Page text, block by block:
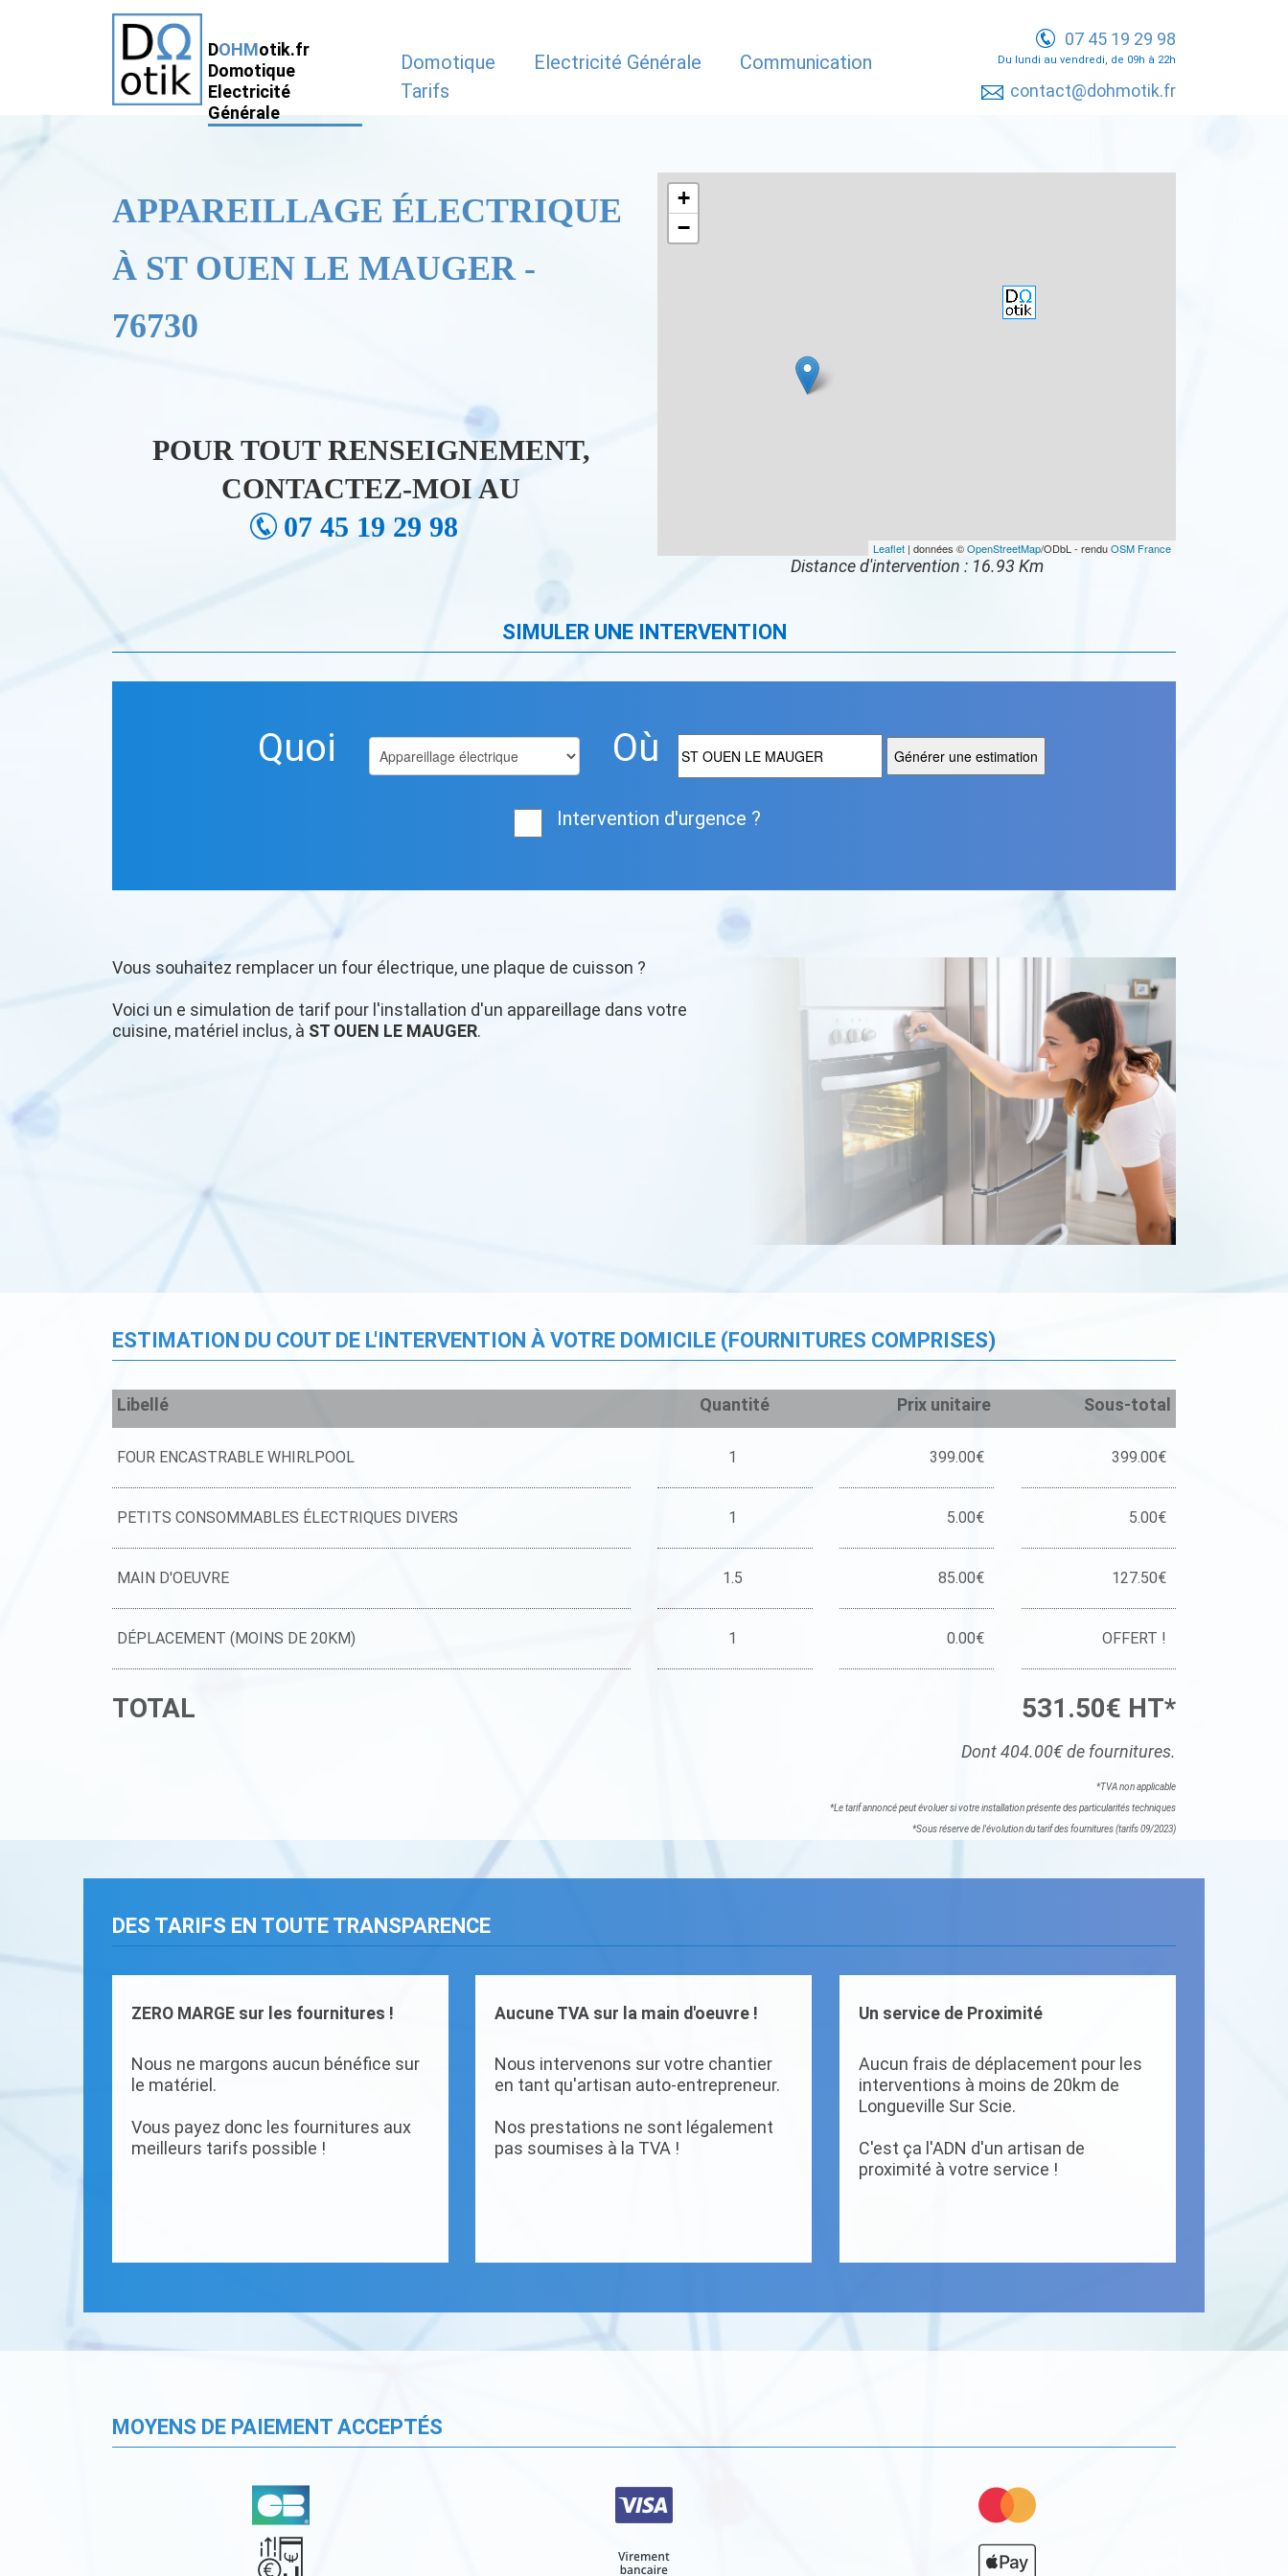
DOHMotik.fr
Domotique
Electricité
Générale
Domotique Electricité Générale
Communication
Tarifs
07 45 19 29 98
Du lundi au vendredi, de 09h à 22h
contact@dohmotik.fr
APPAREILLAGE ÉLECTRIQUE
À ST OUEN LE MAUGER -
76730
POUR TOUT RENSEIGNEMENT,
CONTACTEZ-MOI AU
07 45 19 29 98
+
−
Leaflet| données ©OpenStreetMap/ODbL - renduOSM France
Distance d'intervention : 16.93 Km
SIMULER UNE INTERVENTION
Quoi Où
Intervention d'urgence ?
Vous souhaitez remplacer un four électrique, une plaque de cuisson ?
Voici un e simulation de tarif pour l'installation d'un appareillage dans votre
cuisine, matériel inclus, à ST OUEN LE MAUGER.
ESTIMATION DU COUT DE L'INTERVENTION À VOTRE DOMICILE (FOURNITURES COMPRISES)
Libellé Quantité Prix unitaire Sous-total
FOUR ENCASTRABLE WHIRLPOOL 1 399.00€ 399.00€
PETITS CONSOMMABLES ÉLECTRIQUES DIVERS 1 5.00€ 5.00€
MAIN D'OEUVRE 1.5 85.00€ 127.50€
DÉPLACEMENT (MOINS DE 20KM) 1 0.00€ OFFERT !
TOTAL 531.50€ HT*
Dont 404.00€ de fournitures.
*TVA non applicable
*Le tarif annoncé peut évoluer si votre installation présente des particularités techniques
*Sous réserve de l'évolution du tarif des fournitures (tarifs 09/2023)
DES TARIFS EN TOUTE TRANSPARENCE
ZERO MARGE sur les fournitures !
Nous ne margons aucun bénéfice sur
le matériel.
Vous payez donc les fournitures aux
meilleurs tarifs possible !
Aucune TVA sur la main d'oeuvre !
Nous intervenons sur votre chantier
en tant qu'artisan auto-entrepreneur.
Nos prestations ne sont légalement
pas soumises à la TVA !
Un service de Proximité
Aucun frais de déplacement pour les
interventions à moins de 20km de
Longueville Sur Scie.
C'est ça l'ADN d'un artisan de
proximité à votre service !
MOYENS DE PAIEMENT ACCEPTÉS